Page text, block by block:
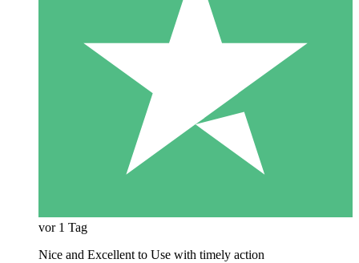
vor 1 Tag
Nice and Excellent to Use with timely action